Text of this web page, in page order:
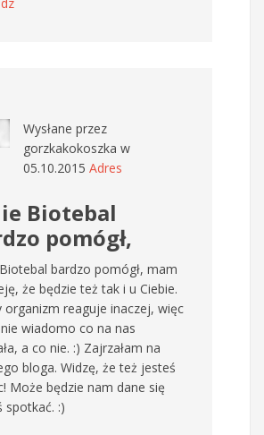
Wysłane przez
gorzkakokoszka w
05.10.2015 Adres
Biotebal
pomógł,
bardzo pomógł, mam
że będzie też tak i u Ciebie.
organizm reaguje inaczej, więc
wiadomo co na nas
a co nie. :) Zajrzałam na
bloga. Widzę, że też jesteś
Może będzie nam dane się
spotkać. :)